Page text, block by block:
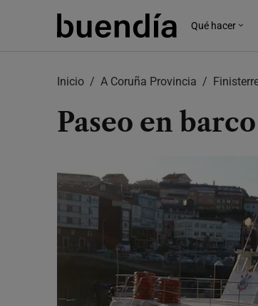
Qué hacer
Inicio A Coruña Provincia
Paseo en